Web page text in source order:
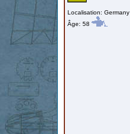
Localisation: Germany
Âge: 58